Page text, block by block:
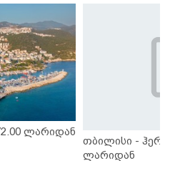
ლარიდან
თბილისი -
ლარიდან